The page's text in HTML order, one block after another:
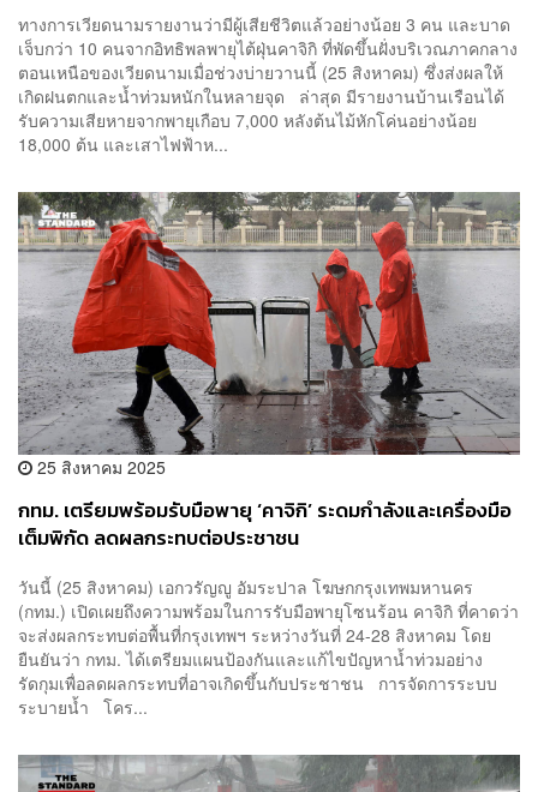
ทางการเวียดนามรายงานว่ามีผู้เสียชีวิตแล้วอย่างน้อย 3 คน และบาด
เจ็บกว่า 10 คนจากอิทธิพลพายุไต้ฝุ่นคาจิกิ ที่พัดขึ้นฝั่งบริเวณภาคกลาง
ตอนเหนือของเวียดนามเมื่อช่วงบ่ายวานนี้ (25 สิงหาคม) ซึ่งส่งผลให้
เกิดฝนตกและน้ำท่วมหนักในหลายจุด ล่าสุด มีรายงานบ้านเรือนได้
รับความเสียหายจากพายุเกือบ 7,000 หลังต้นไม้หักโค่นอย่างน้อย
18,000 ต้น และเสาไฟฟ้าห...
25 สิงหาคม 2025
กทม. เตรียมพร้อมรับมือพายุ ‘คาจิกิ’ ระดมกำลังและเครื่องมือ
เต็มพิกัด ลดผลกระทบต่อประชาชน
วันนี้ (25 สิงหาคม) เอกวรัญญู อัมระปาล โฆษกกรุงเทพมหานคร
(กทม.) เปิดเผยถึงความพร้อมในการรับมือพายุโซนร้อน คาจิกิ ที่คาดว่า
จะส่งผลกระทบต่อพื้นที่กรุงเทพฯ ระหว่างวันที่ 24-28 สิงหาคม โดย
ยืนยันว่า กทม. ได้เตรียมแผนป้องกันและแก้ไขปัญหาน้ำท่วมอย่าง
รัดกุมเพื่อลดผลกระทบที่อาจเกิดขึ้นกับประชาชน การจัดการระบบ
ระบายน้ำ โคร...